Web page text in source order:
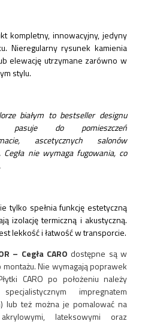
kompletny, innowacyjny, jedyny
Nieregularny rysunek kamienia
elewację utrzymane zarówno w
stylu.
białym to bestseller designu
pasuje do pomieszczeń
ascetycznych salonów
nie wymaga fugowania, co
tylko spełnia funkcję estetyczną
izolację termiczną i akustyczną.
lekkość i łatwość w transporcie.
– Cegła CARO dostępne są w
Nie wymagają poprawek
CARO po położeniu należy
impregnatem
lub też można je pomalować na
lateksowymi oraz